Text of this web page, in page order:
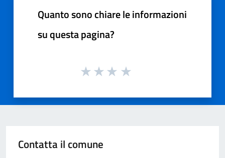
Quanto sono chiare le informazioni
su questa pagina?
Contatta il comune